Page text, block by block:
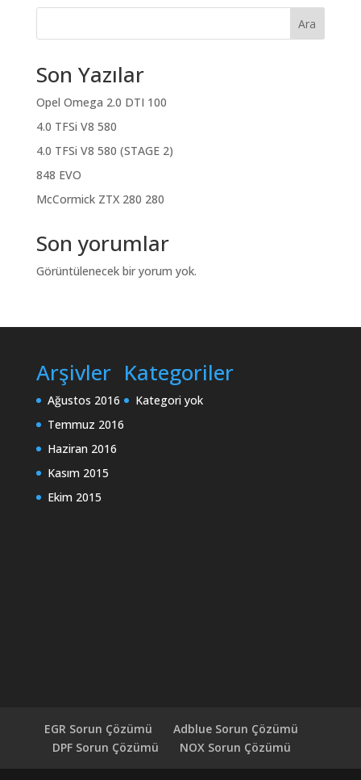
Ara
Son Yazılar
Opel Omega 2.0 DTI 100
4.0 TFSi V8 580
4.0 TFSi V8 580 (STAGE 2)
848 EVO
McCormick ZTX 280 280
Son yorumlar
Görüntülenecek bir yorum yok.
Arşivler
Ağustos 2016
Temmuz 2016
Haziran 2016
Kasım 2015
Ekim 2015
Kategoriler
Kategori yok
EGR Sorun Çözümü
Adblue Sorun Çözümü
DPF Sorun Çözümü
NOX Sorun Çözümü